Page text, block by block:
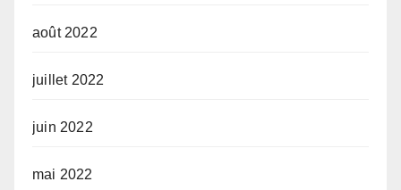
août 2022
juillet 2022
juin 2022
mai 2022